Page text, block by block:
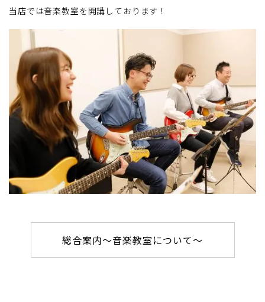
当店では音楽教室を開講しております！
総合案内～音楽教室について～